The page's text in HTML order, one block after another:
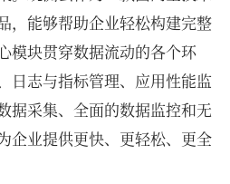
，能够帮助企业轻松构建完整
模块贯穿数据流动的各个环
日志与指标管理、应用性能监
据采集、全面的数据监控和无
企业提供更快、更轻松、更全